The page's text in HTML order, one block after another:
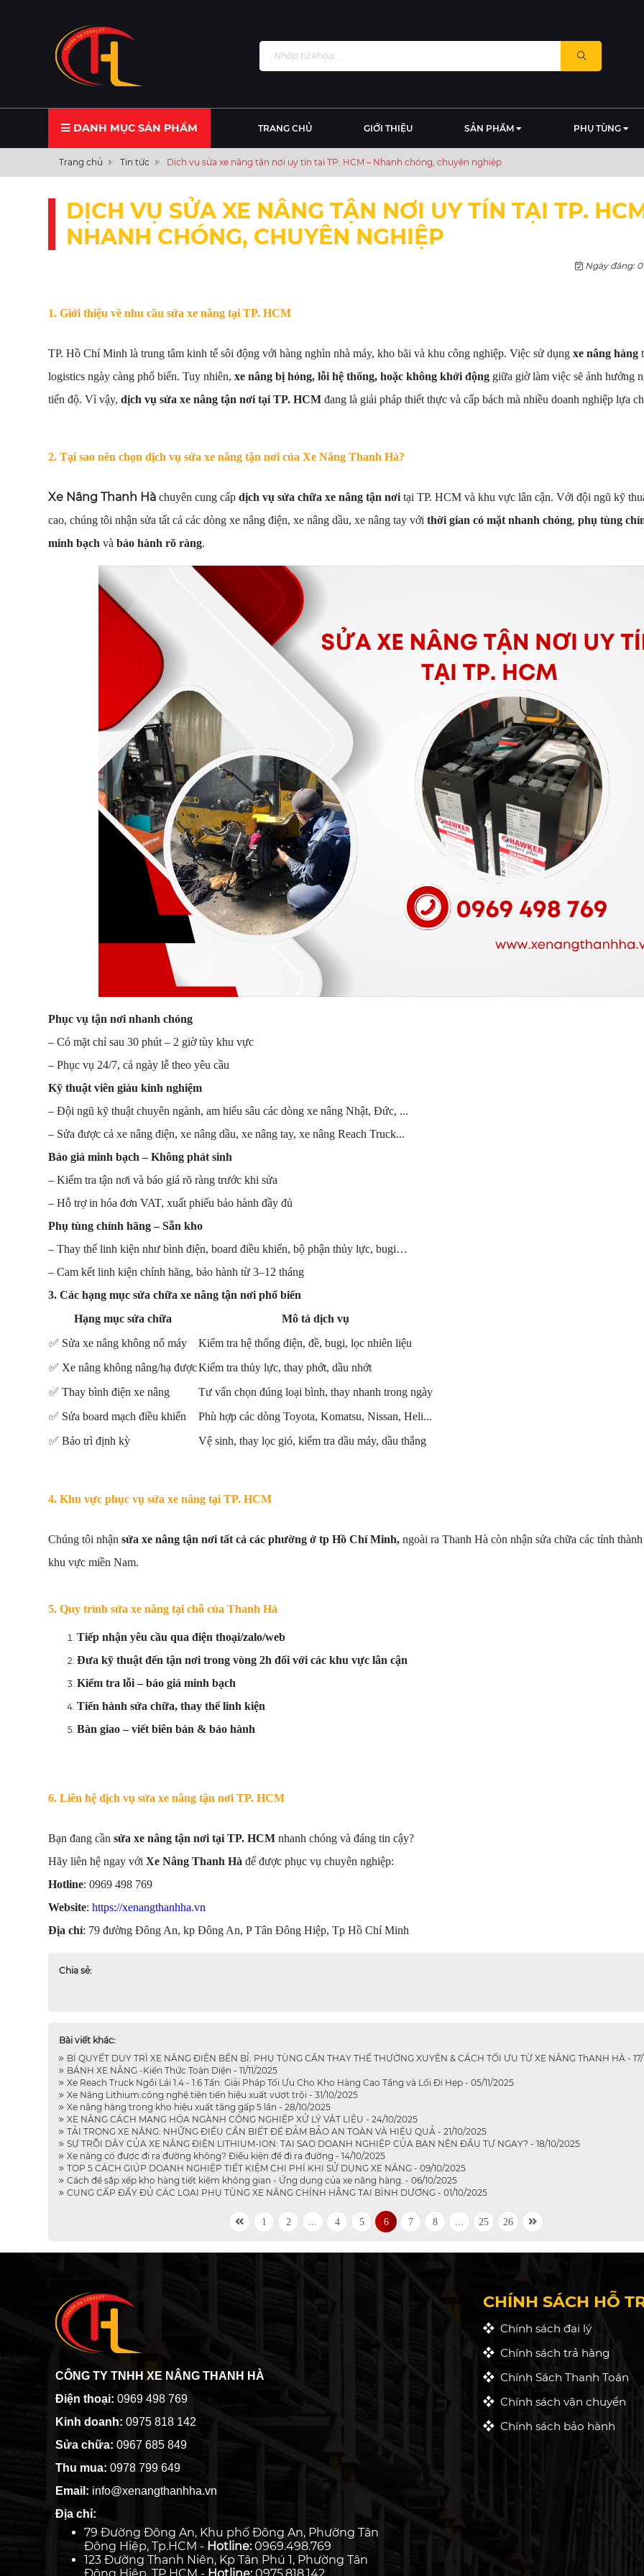
DANH MỤC SẢN PHẨM TRANG CHỦ GIỚI THIỆU SẢN PHẨM PHỤ TÙNG
Trang chủ Tin tức Dịch vụ sửa xe nâng tận nơi uy tín tại TP. HCM – Nhanh chóng, chuyên nghiệp
DỊCH VỤ SỬA XE NÂNG TẬN NƠI UY TÍN TẠI TP.
NHANH CHÓNG, CHUYÊN NGHIỆP
Ngày đăng:
1. Giới thiệu về nhu cầu sửa xe nâng tại TP. HCM
TP. Hồ Chí Minh là trung tâm kinh tế sôi động với hàng nghìn nhà máy, kho bãi và khu công nghiệp. Việc sử dụng xe nâng hàng
logistics ngày càng phổ biến. Tuy nhiên, xe nâng bị hỏng, lỗi hệ thống, hoặc không khởi động giữa giờ làm việc sẽ ảnh hưởng
tiến độ. Vì vậy, dịch vụ sửa xe nâng tận nơi tại TP. HCM đang là giải pháp thiết thực và cấp bách mà nhiều doanh nghiệp lựa
2. Tại sao nên chọn dịch vụ sửa xe nâng tận nơi của Xe Nâng Thanh Hà?
Xe Nâng Thanh Hà chuyên cung cấp dịch vụ sửa chữa xe nâng tận nơi tại TP. HCM và khu vực lân cận. Với đội ngũ kỹ
cao, chúng tôi nhận sửa tất cả các dòng xe nâng điện, xe nâng dầu, xe nâng tay với thời gian có mặt nhanh chóng, phụ tùng
minh bạch và bảo hành rõ ràng.
Phục vụ tận nơi nhanh chóng
– Có mặt chỉ sau 30 phút – 2 giờ tùy khu vực
– Phục vụ 24/7, cả ngày lễ theo yêu cầu
Kỹ thuật viên giàu kinh nghiệm
– Đội ngũ kỹ thuật chuyên ngành, am hiểu sâu các dòng xe nâng Nhật, Đức, ...
– Sửa được cả xe nâng điện, xe nâng dầu, xe nâng tay, xe nâng Reach Truck...
Báo giá minh bạch – Không phát sinh
– Kiểm tra tận nơi và báo giá rõ ràng trước khi sửa
– Hỗ trợ in hóa đơn VAT, xuất phiếu bảo hành đầy đủ
Phụ tùng chính hãng – Sẵn kho
– Thay thế linh kiện như bình điện, board điều khiển, bộ phận thủy lực, bugi…
– Cam kết linh kiện chính hãng, bảo hành từ 3–12 tháng
3. Các hạng mục sửa chữa xe nâng tận nơi phổ biến
Hạng mục sửa chữa
Mô tả dịch vụ
✅ Sửa xe nâng không nổ máy
Kiểm tra hệ thống điện, đề, bugi, lọc nhiên liệu
✅ Xe nâng không nâng/hạ đượcKiểm tra thủy lực, thay phớt, dầu nhớt
✅ Thay bình điện xe nâng
Tư vấn chọn đúng loại bình, thay nhanh trong ngày
✅ Sửa board mạch điều khiển
Phù hợp các dòng Toyota, Komatsu, Nissan, Heli...
✅ Bảo trì định kỳ Vệ sinh, thay lọc gió, kiểm tra dầu máy, dầu thắng
4. Khu vực phục vụ sửa xe nâng tại TP. HCM
Chúng tôi nhận sửa xe nâng tận nơi tất cả các phường ở tp Hồ Chí Minh, ngoài ra Thanh Hà còn nhận sửa chữa các tỉnh
khu vực miền Nam.
5. Quy trình sửa xe nâng tại chỗ của Thanh Hà
Tiếp nhận yêu cầu qua điện thoại/zalo/web
Đưa kỹ thuật đến tận nơi trong vòng 2h đối với các khu vực lân cận
Kiểm tra lỗi – báo giá minh bạch
Tiến hành sửa chữa, thay thế linh kiện
Bàn giao – viết biên bản & bảo hành
6. Liên hệ dịch vụ sửa xe nâng tận nơi TP. HCM
Bạn đang cần sửa xe nâng tận nơi tại TP. HCM nhanh chóng và đáng tin cậy?
Hãy liên hệ ngay với Xe Nâng Thanh Hà để được phục vụ chuyên nghiệp:
Hotline: 0969 498 769
Website: https://xenangthanhha.vn
Địa chỉ: 79 đường Đông An, kp Đông An, P Tân Đông Hiệp, Tp Hồ Chí Minh
Chia sẻ:
Bài viết khác:
BÍ QUYẾT DUY TRÌ XE NÂNG ĐIỆN BỀN BỈ: PHỤ TÙNG CẦN THAY THẾ THƯỜNG XUYÊN & CÁCH TỐI ƯU TỪ XE NÂNG ThANH HÀ - 17/
BÁNH XE NÂNG -Kiến Thức Toàn Diện - 11/11/2025
Xe Reach Truck Ngồi Lái 1.4 - 1.6 Tấn: Giải Pháp Tối Ưu Cho Kho Hàng Cao Tầng và Lối Đi Hẹp - 05/11/2025
Xe Nâng Lithium:công nghệ tiên tiến hiệu xuất vượt trội - 31/10/2025
Xe nâng hàng trong kho hiệu xuất tăng gấp 5 lần - 28/10/2025
XE NÂNG CÁCH MẠNG HÓA NGÀNH CÔNG NGHIỆP XỬ LÝ VẬT LIỆU - 24/10/2025
TẢI TRỌNG XE NÂNG: NHỮNG ĐIỀU CẦN BIẾT ĐỂ ĐẢM BẢO AN TOÀN VÀ HIỆU QUẢ - 21/10/2025
SỰ TRỖI DẬY CỦA XE NÂNG ĐIỆN LITHIUM-ION: TẠI SAO DOANH NGHIỆP CỦA BẠN NÊN ĐẦU TƯ NGAY? - 18/10/2025
Xe nâng có được đi ra đường không? Điều kiện để đi ra đường - 14/10/2025
TOP 5 CÁCH GIÚP DOANH NGHIỆP TIẾT KIỆM CHI PHÍ KHI SỬ DỤNG XE NÂNG - 09/10/2025
Cách để sắp xếp kho hàng tiết kiệm không gian - Ứng dụng của xe nâng hàng. - 06/10/2025
CUNG CẤP ĐẦY ĐỦ CÁC LOẠI PHỤ TÙNG XE NÂNG CHÍNH HÃNG TẠI BÌNH DƯƠNG - 01/10/2025
1 2 4 5 6 7 8 25 26
CÔNG TY TNHH XE NÂNG THANH HÀ
Điện thoại: 0969 498 769
Kinh doanh: 0975 818 142
Sửa chữa: 0967 685 849
Thu mua: 0978 799 649
Email: info@xenangthanhha.vn
Địa chỉ:
79 Đường Đông An, Khu phố Đông An, Phường Tân
Đông Hiệp, Tp.HCM - Hotline:0969.498.769
123 Đường Thanh Niên, Kp Tân Phú 1, Phường Tân
CHÍNH SÁCH HỖ
Chính sách đại lý
Chính sách trả hàng
Chính Sách Thanh Toán
Chính sách vận chuyển
Chính sách bảo hành